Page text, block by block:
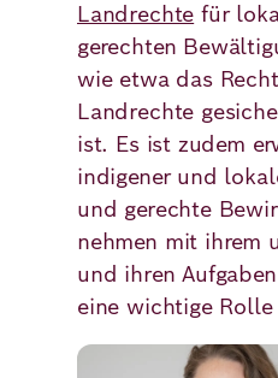
Landrechte für
gerechten
wie etwa das
Landrechte
ist. Es ist zudem
indigener und
und gerechte
nehmen mit ihrem
und ihren
eine wichtige
Bild